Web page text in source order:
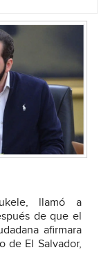
llamó a
de que el
afirmara
de El Salvador,